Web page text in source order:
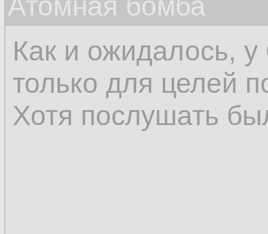
Как и ожидалось,
только для целей
Хотя послушать